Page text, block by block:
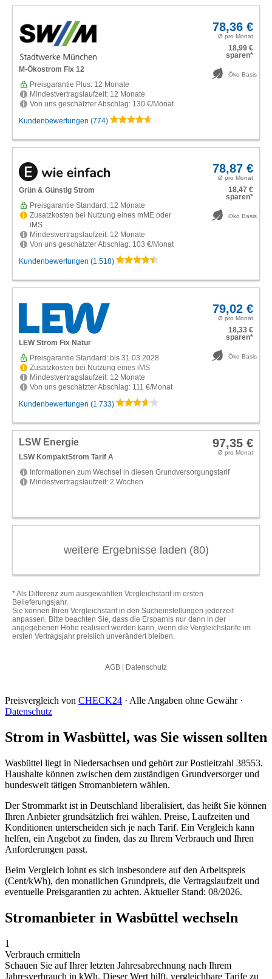
Preisvergleich von CHECK24 · Alle Angaben ohne Gewähr ·
Datenschutz
Strom in Wasbüttel, was Sie wissen sollten
Wasbüttel liegt in Niedersachsen und gehört zur Postleitzahl 38553.
Haushalte können zwischen dem zuständigen Grundversorger und
bundesweit tätigen Stromanbietern wählen.
Der Strommarkt ist in Deutschland liberalisiert, das heißt Sie können
Ihren Anbieter grundsätzlich frei wählen. Preise, Laufzeiten und
Konditionen unterscheiden sich je nach Tarif. Ein Vergleich kann
helfen, ein Angebot zu finden, das zu Ihrem Verbrauch und Ihren
Anforderungen passt.
Beim Vergleich lohnt es sich insbesondere auf den Arbeitspreis
(Cent/kWh), den monatlichen Grundpreis, die Vertragslaufzeit und
eventuelle Preisgarantien zu achten. Aktueller Stand: 08/2026.
Stromanbieter in Wasbüttel wechseln
1
Verbrauch ermitteln
Schauen Sie auf Ihrer letzten Jahresabrechnung nach Ihrem
Jahresverbrauch in kWh. Dieser Wert hilft, vergleichbare Tarife zu